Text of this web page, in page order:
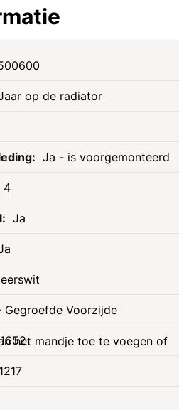
op de radiator
Ja - is voorgemonteerd
4
Ja
Gegroefde Voorzijde
1652
1217
het mandje toe te voegen of